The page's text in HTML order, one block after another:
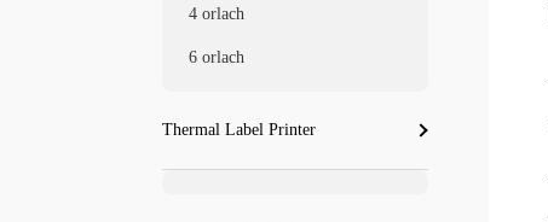
4 orlach
6 orlach
Thermal Label Printer